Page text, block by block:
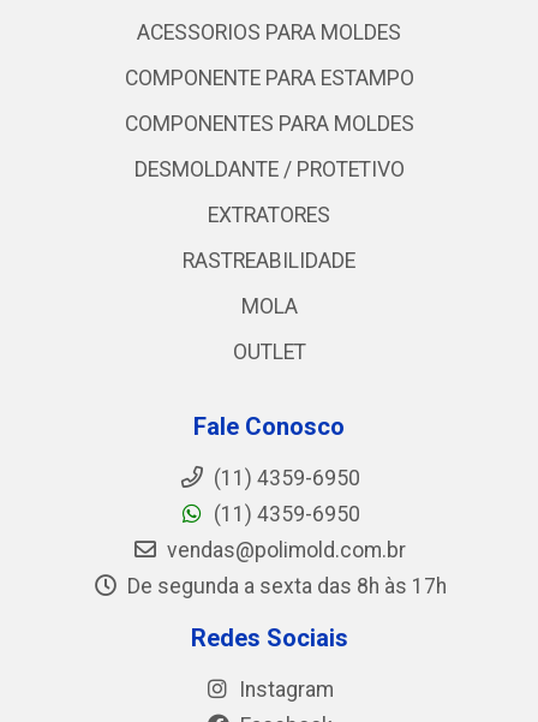
ACESSORIOS PARA MOLDES
COMPONENTE PARA ESTAMPO
COMPONENTES PARA MOLDES
DESMOLDANTE / PROTETIVO
EXTRATORES
RASTREABILIDADE
MOLA
OUTLET
Fale Conosco
(11) 4359-6950
(11) 4359-6950
vendas@polimold.com.br
De segunda a sexta das 8h às 17h
Redes Sociais
Instagram